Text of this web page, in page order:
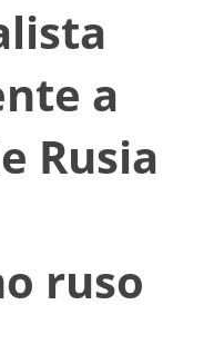
a
Rusia
ruso